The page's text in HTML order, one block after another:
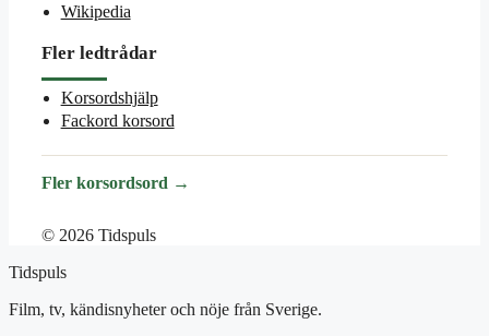
Wikipedia
Fler ledtrådar
Korsordshjälp
Fackord korsord
Fler korsordsord →
© 2026 Tidspuls
Tidspuls
Film, tv, kändisnyheter och nöje från Sverige.